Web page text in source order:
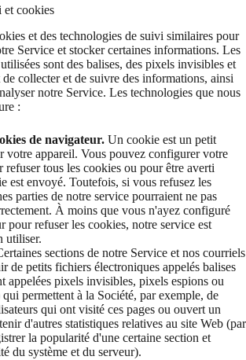
et cookies
et des technologies de suivi similaires pour
Service et stocker certaines informations. Les
sont des balises, des pixels invisibles et
de collecter et de suivre des informations, ainsi
notre Service. Les technologies que nous
:
de navigateur. Un cookie est un petit
votre appareil. Vous pouvez configurer votre
refuser tous les cookies ou pour être averti
est envoyé. Toutefois, si vous refusez les
parties de notre service pourraient ne pas
À moins que vous n'ayez configuré
pour refuser les cookies, notre service est
utiliser.
sections de notre Service et nos courriels
de petits fichiers électroniques appelés balises
appelées pixels invisibles, pixels espions ou
permettent à la Société, par exemple, de
qui ont visité ces pages ou ouvert un
d'autres statistiques relatives au site Web (par
la popularité d'une certaine section et
du système et du serveur).